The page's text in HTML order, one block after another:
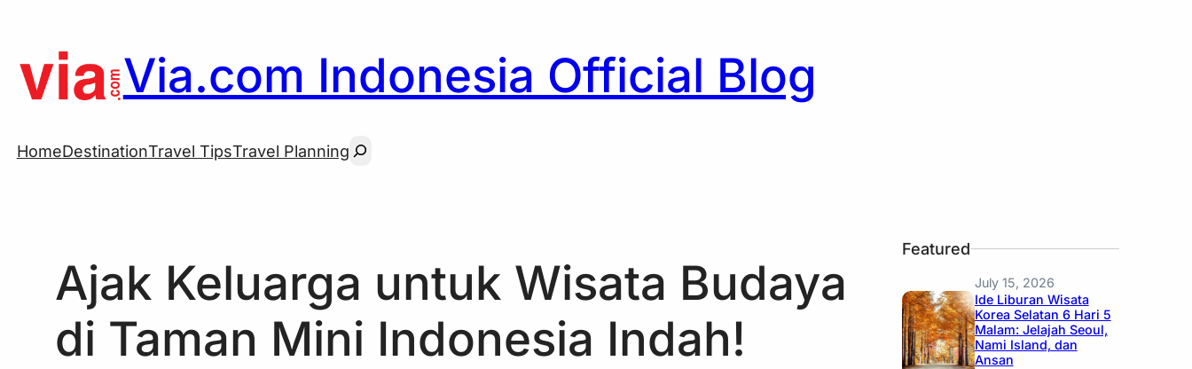
content
Via.com Indonesia Official Blog
HomeDestinationTravel TipsTravel PlanningSearch
Ajak Keluarga untuk Wisata Budaya
di Taman Mini Indonesia Indah!
Featured
July 15, 2026
Ide Liburan Wisata
Korea Selatan 6 Hari 5
Malam: Jelajah Seoul,
Nami Island, dan
Ansan